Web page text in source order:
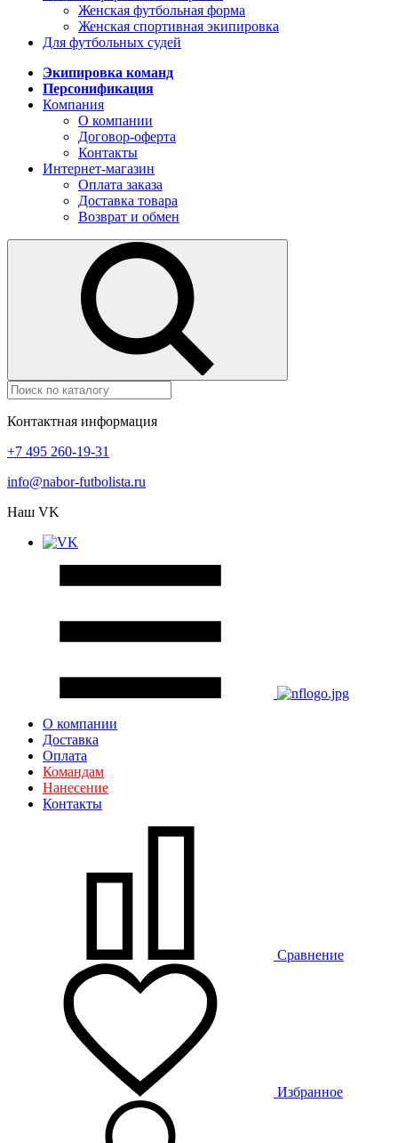
Женская футбольная форма
Женская спортивная экипировка
Для футбольных судей
Экипировка команд
Персонификация
Компания
О компании
Договор-оферта
Контакты
Интернет-магазин
Оплата заказа
Доставка товара
Возврат и обмен
Контактная информация
+7 495 260-19-31
info@nabor-futbolista.ru
Наш VK
О компании
Доставка
Оплата
Командам
Нанесение
Контакты
Сравнение
Избранное